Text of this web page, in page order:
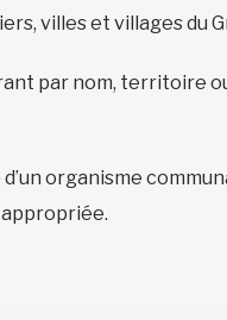
villes et villages du
par nom, territoire
organisme